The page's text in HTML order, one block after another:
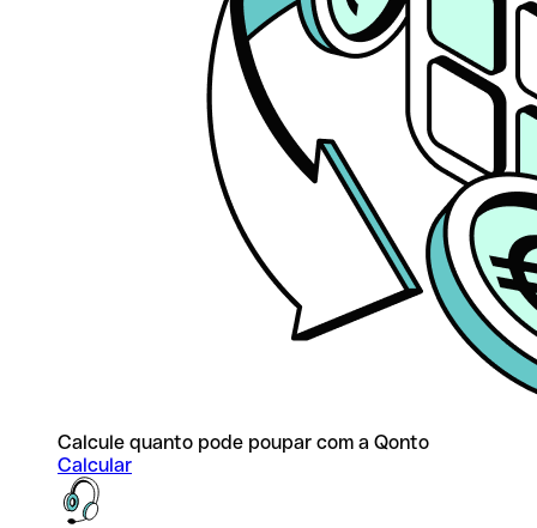
Calcule quanto pode poupar com a Qonto
Calcular